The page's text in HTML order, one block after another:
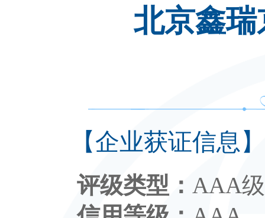
北京鑫
【企业获证信息】
评级类型： AAA